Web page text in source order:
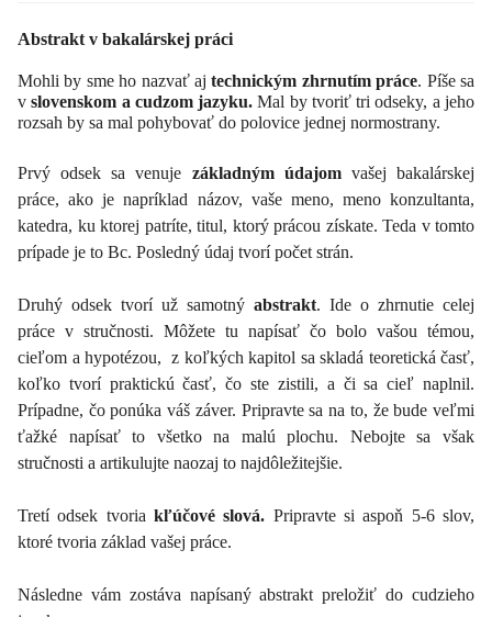
Abstrakt v bakalárskej práci
Mohli by sme ho nazvať ajtechnickým zhrnutím práce. Píše sa
vslovenskom a cudzom jazyku.Mal by tvoriť tri odseky, a jeho
rozsah by sa mal pohybovať do polovice jednej normostrany.
Prvý odsek sa venuje základným údajomvašej bakalárskej
práce, ako je napríklad názov, vaše meno, meno konzultanta,
katedra, ku ktorej patríte, titul, ktorý prácou získate. Teda v tomto
prípade je to Bc. Posledný údaj tvorí počet strán.
Druhý odsek tvorí už samotný abstrakt. Ide o zhrnutie celej
práce v stručnosti. Môžete tu napísať čo bolo vašou témou,
cieľom a hypotézou, z koľkých kapitol sa skladá teoretická časť,
koľko tvorí praktickú časť, čo ste zistili, a či sa cieľ naplnil.
Prípadne, čo ponúka váš záver. Pripravte sa na to, že bude veľmi
ťažké napísať to všetko na malú plochu. Nebojte sa však
stručnosti a artikulujte naozaj to najdôležitejšie.
Tretí odsek tvoria kľúčové slová. Pripravte si aspoň 5-6 slov,
ktoré tvoria základ vašej práce.
Následne vám zostáva napísaný abstrakt preložiť do cudzieho